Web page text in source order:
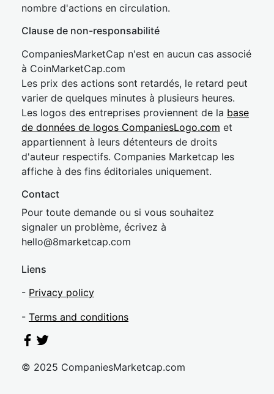
nombre d'actions en circulation.
Clause de non-responsabilité
CompaniesMarketCap n'est en aucun cas associé
à CoinMarketCap.com
Les prix des actions sont retardés, le retard peut
varier de quelques minutes à plusieurs heures.
Les logos des entreprises proviennent de la base
de données de logos CompaniesLogo.com et
appartiennent à leurs détenteurs de droits
d'auteur respectifs. Companies Marketcap les
affiche à des fins éditoriales uniquement.
Contact
Pour toute demande ou si vous souhaitez
signaler un problème, écrivez à
hello@8marketcap.com
Liens
- Privacy policy
- Terms and conditions
© 2025 CompaniesMarketcap.com